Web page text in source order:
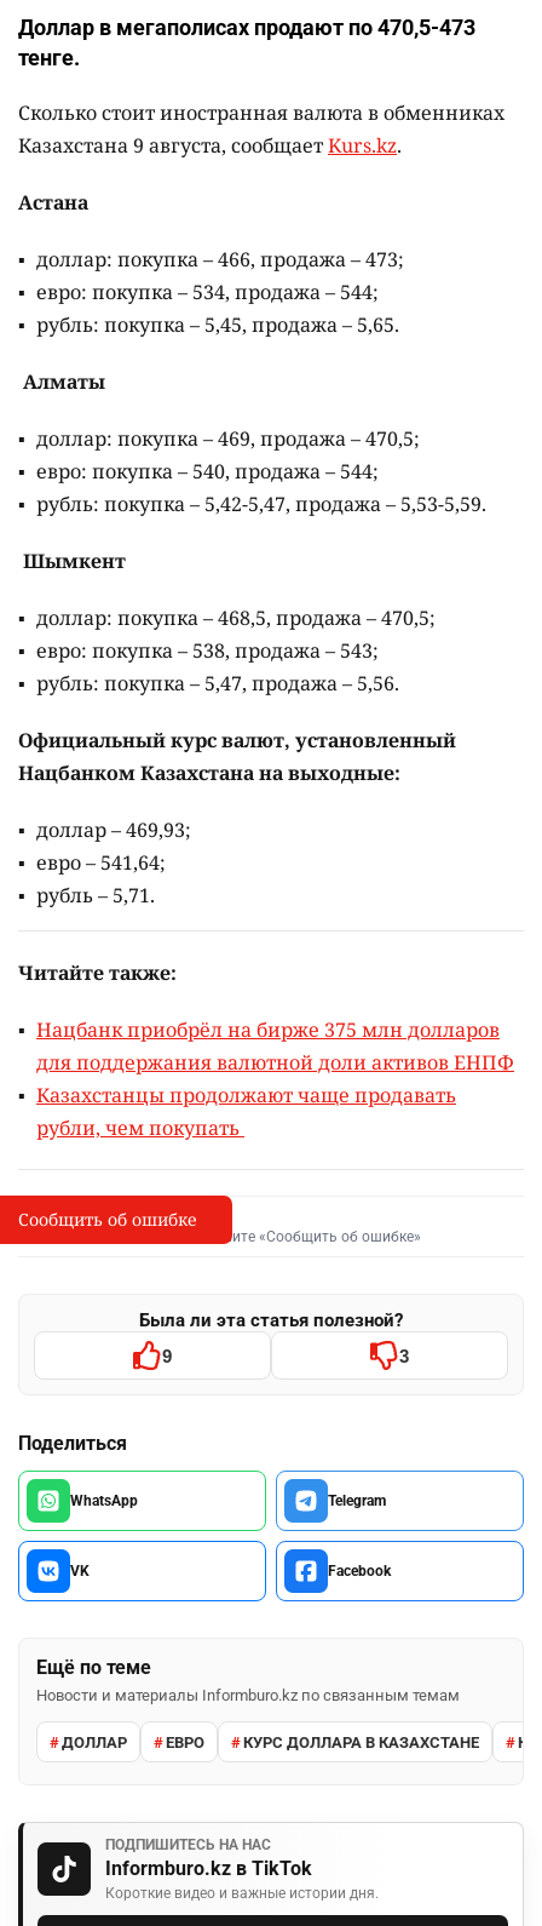
Доллар в мегаполисах продают по 470,5-473
тенге.
Сколько стоит иностранная валюта в обменниках
Казахстана 9 августа, сообщаетKurs.kz.
Астана
доллар: покупка – 466, продажа – 473;
евро: покупка – 534, продажа – 544;
рубль: покупка – 5,45, продажа – 5,65.
Алматы
доллар: покупка – 469, продажа – 470,5;
евро: покупка – 540, продажа – 544;
рубль: покупка – 5,42-5,47, продажа – 5,53-5,59.
Шымкент
доллар: покупка – 468,5, продажа – 470,5;
евро: покупка – 538, продажа – 543;
рубль: покупка – 5,47, продажа – 5,56.
Официальный курс валют, установленный
Нацбанком Казахстана на выходные:
доллар – 469,93;
евро – 541,64;
рубль – 5,71.
Читайте также:
Нацбанк приобрёл на бирже 375 млн долларов
для поддержания валютной доли активов ЕНПФ
Казахстанцы продолжают чаще продавать
рубли, чем покупать
I
Сообщить об опечатке
Выделите фрагмент и нажмите «Сообщить об ошибке»
Была ли эта статья полезной?
9 3
Поделиться
WhatsApp Telegram
VK Facebook
Ещё по теме
Новости и материалы Informburo.kz по связанным темам
ДОЛЛАР ЕВРО КУРС ДОЛЛАРА В КАЗАХСТАНЕ
ПОДПИШИТЕСЬ НА НАС
Informburo.kz в TikTok
Короткие видео и важные истории дня.
Сообщить об ошибке